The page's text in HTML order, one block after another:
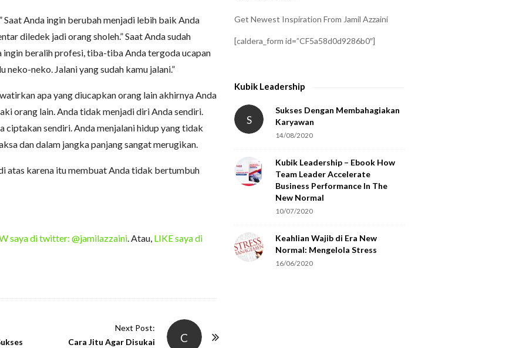
Saat Anda ingin berubah menjadi lebih baik Anda
diledek jadi orang sholeh.” Saat Anda sudah
ingin beralih profesi, tiba-tiba Anda tergoda ucapan
neko-neko. Jalani yang sudah kamu jalani.”
apa yang diucapkan orang lain akhirnya Anda
orang lain. Anda tidak menjadi diri Anda sendiri.
ciptakan sendiri. Anda menjalani hidup yang tidak
dan dalam jangka panjang sangat merugikan.
atas karena itu membuat Anda tidak bertumbuh
saya di twitter: @jamilazzaini . Atau, LIKE saya di
C
Next Post:
Cara Jitu Agar Disukai
Get Newest Inspiration From Jamil Azzaini
[caldera_form id=”CF5a58d0d9286b0″]
Kubik Leadership
S
Sukses Dengan Membahagiakan
Karyawan
14/08/2020
Kubik Leadership – Ebook How
Team Leader Accelerate
Business Performance In The
New Normal
10/07/2020
Keahlian Wajib di Era New
Normal: Mengelola Stress
16/06/2020